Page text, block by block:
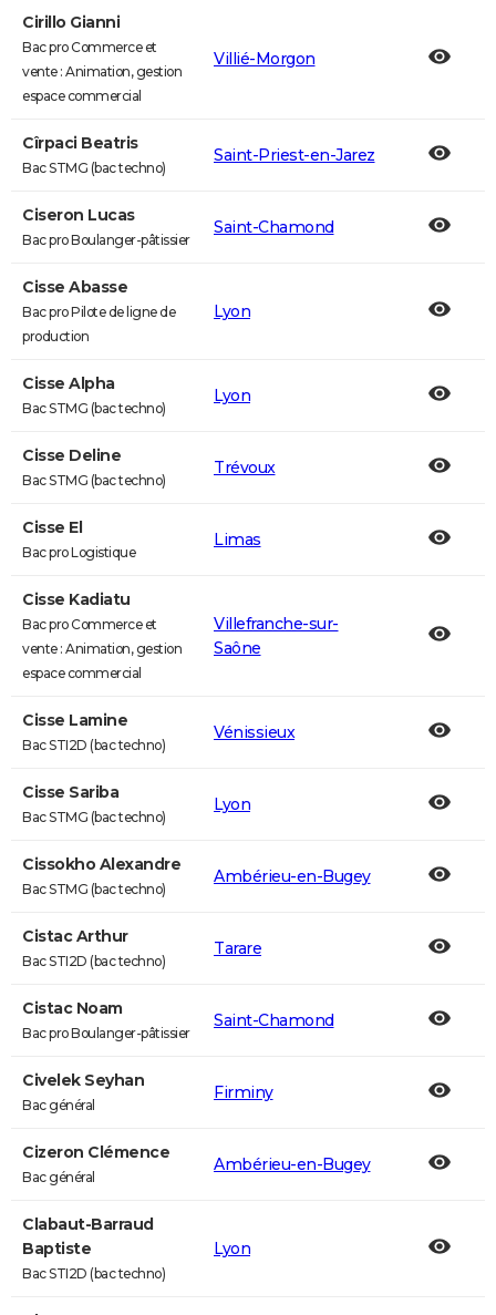
Cirillo Gianni
Bac pro Commerce et
vente : Animation, gestion
espace commercial
Villié-Morgon
Cîrpaci Beatris
Bac STMG (bac techno)
Saint-Priest-en-Jarez
Ciseron Lucas
Bac pro Boulanger-pâtissier
Saint-Chamond
Cisse Abasse
Bac pro Pilote de ligne de
production
Lyon
Cisse Alpha
Bac STMG (bac techno)
Lyon
Cisse Deline
Bac STMG (bac techno)
Trévoux
Cisse El
Bac pro Logistique
Limas
Cisse Kadiatu
Bac pro Commerce et
vente : Animation, gestion
espace commercial
Villefranche-sur-
Saône
Cisse Lamine
Bac STI2D (bac techno)
Vénissieux
Cisse Sariba
Bac STMG (bac techno)
Lyon
Cissokho Alexandre
Bac STMG (bac techno)
Ambérieu-en-Bugey
Cistac Arthur
Bac STI2D (bac techno)
Tarare
Cistac Noam
Bac pro Boulanger-pâtissier
Saint-Chamond
Civelek Seyhan
Bac général
Firminy
Cizeron Clémence
Bac général
Ambérieu-en-Bugey
Clabaut-Barraud
Baptiste
Bac STI2D (bac techno)
Lyon